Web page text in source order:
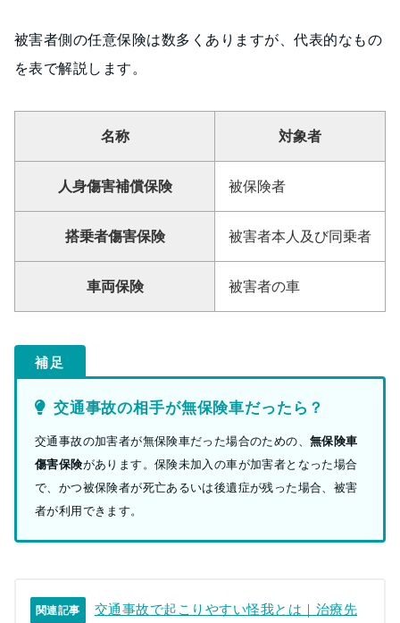
被害者側の任意保険は数多くありますが、代表的なもの
を表で解説します。
名称 対象者
人身傷害補償保険 被保険者
搭乗者傷害保険 被害者本人及び同乗者
車両保険 被害者の車
補足
交通事故の相手が無保険車だったら？
交通事故の加害者が無保険車だった場合のための、 無保険車
傷害保険があります。保険未加入の車が加害者となった場合
で、かつ被保険者が死亡あるいは後遺症が残った場合、被害
者が利用できます。
関連記事
交通事故で起こりやすい怪我とは｜治療先